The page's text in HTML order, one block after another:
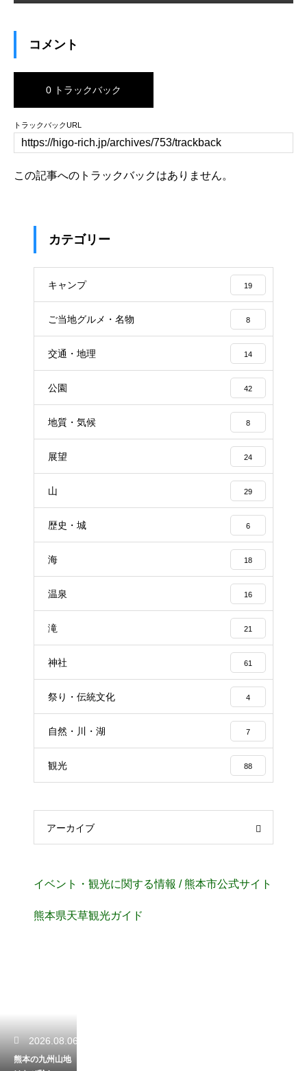
コメント
0 トラックバック
トラックバックURL
この記事へのトラックバックはありません。
カテゴリー
キャンプ 19
ご当地グルメ・名物 8
交通・地理 14
公園 42
地質・気候 8
展望 24
山 29
歴史・城 6
海 18
温泉 16
滝 21
神社 61
祭り・伝統文化 4
自然・川・湖 7
観光 88
アーカイブ
イベント・観光に関する情報 / 熊本市公式サイト
熊本県天草観光ガイド
2026.08.06
熊本の九州山地